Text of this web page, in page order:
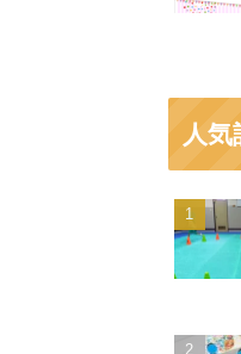
人気